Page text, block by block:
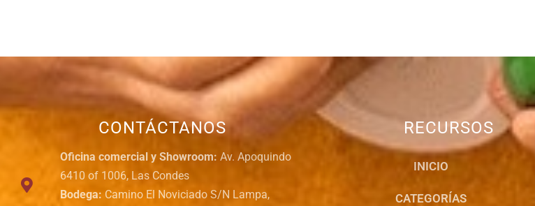
CONTÁCTANOS
Oficina comercial y Showroom: Av. Apoquindo
6410 of 1006, Las Condes
Bodega: Camino El Noviciado S/N Lampa,
RECURSOS
INICIO
CATEGORÍAS